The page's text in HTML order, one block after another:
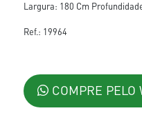
Largura: 180 Cm
Ref.: 19964
COMPRE PELO